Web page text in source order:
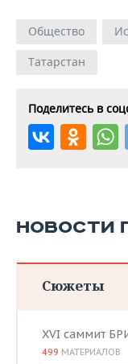
Общество
Татарстан
Поделитесь в
НОВОСТИ
Сюжеты
XVI саммит
499 МАТЕРИАЛОВ